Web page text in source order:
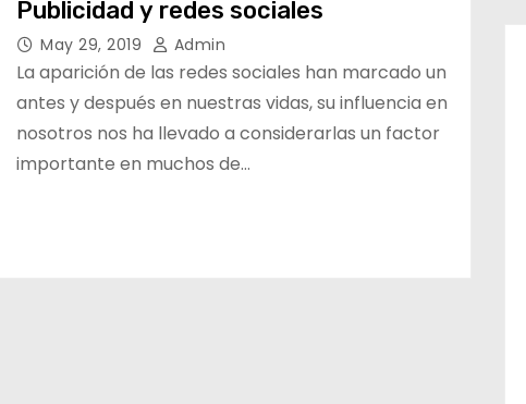
Publicidad y redes sociales
May 29, 2019 Admin
La aparición de las redes sociales han marcado un
antes y después en nuestras vidas, su influencia en
nosotros nos ha llevado a considerarlas un factor
importante en muchos de…